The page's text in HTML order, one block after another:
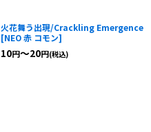
火花舞う出現/Crackling Emergence
[NEO 赤 コモン]
10円～20円(税込)